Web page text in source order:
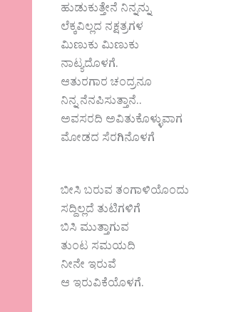
ಹುಡುಕುತ್ತೇನೆ ನಿನ್ನನ್ನು
ಲೆಕ್ಕವಿಲ್ಲದ ನಕ್ಷತ್ರಗಳ
ಮಿಣುಕು ಮಿಣುಕು
ನಾಟ್ಯದೊಳಗೆ.
ಆತುರಗಾರ ಚಂದ್ರನೂ
ನಿನ್ನ ನೆನಪಿಸುತ್ತಾನೆ..
ಅವಸರದಿ ಅವಿತುಕೊಳ್ಳುವಾಗ
ಮೋಡದ ಸೆರಗಿನೊಳಗೆ
ಬೀಸಿ ಬರುವ ತಂಗಾಳಿಯೊಂದು
ಸದ್ದಿಲ್ಲದೆ ತುಟಿಗಳಿಗೆ
ಬಿಸಿ ಮುತ್ತಾಗುವ
ತುಂಟ ಸಮಯದಿ
ನೀನೇ ಇರುವೆ
ಆ ಇರುವಿಕೆಯೊಳಗೆ.